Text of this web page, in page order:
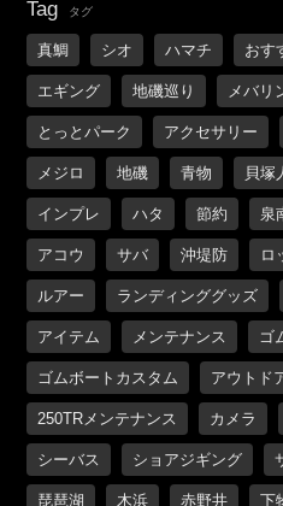
Tag タグ
真鯛 シオ ハマチ おす
エギング 地磯巡り メバリ
とっとパーク アクセサリー
メジロ 地磯 青物 貝塚
インプレ ハタ 節約 泉
アコウ サバ 沖堤防 ロ
ルアー ランディンググッズ
アイテム メンテナンス ゴ
ゴムボートカスタム アウトド
250TRメンテナンス カメラ
シーバス ショアジギング
琵琶湖 木浜 赤野井 下